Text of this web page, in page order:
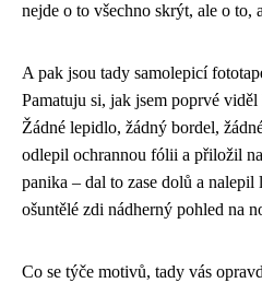
nejde o to všechno skrýt, ale o to,
A pak jsou tady samolepicí
Pamatuju si, jak jsem poprvé
Žádné lepidlo, žádný bordel,
odlepil ochrannou fólii a přiložil
panika – dal to zase dolů a
ošuntělé zdi nádherný pohled na
Co se týče motivů, tady vás